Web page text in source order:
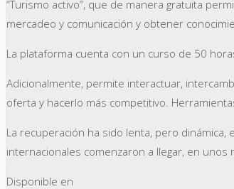
“Turismo activo”, que de manera gratuita
mercadeo y comunicación y obtener
La plataforma cuenta con un curso de 50
Adicionalmente, permite interactuar,
oferta y hacerlo más competitivo.
La recuperación ha sido lenta, pero
internacionales comenzaron a llegar, en
Disponible en